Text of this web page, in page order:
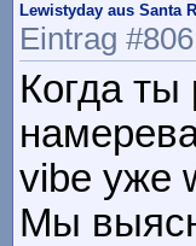
Lewistyday aus Santa
Eintrag
Когда ты
vibe уже
Мы